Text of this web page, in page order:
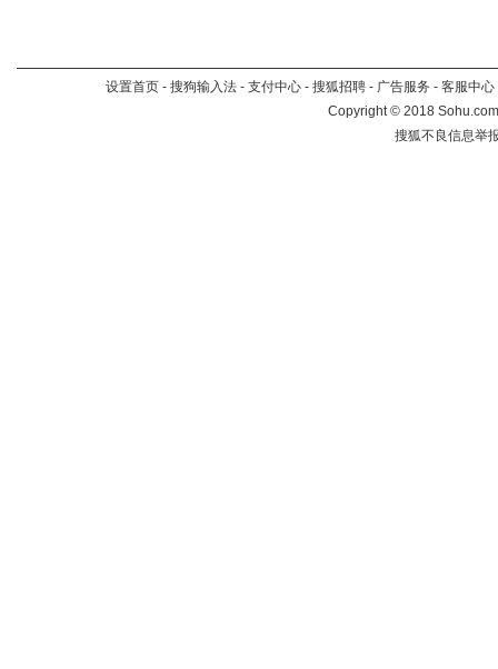
设置首页 - 搜狗输入法 - 支付中心 - 搜狐招聘 - 广告服务 - 客服中心
Copyright©2018
搜狐不良信息举